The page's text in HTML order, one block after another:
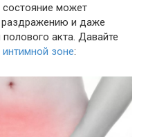
может
раздражению и даже
акта. Давайте
зоне: